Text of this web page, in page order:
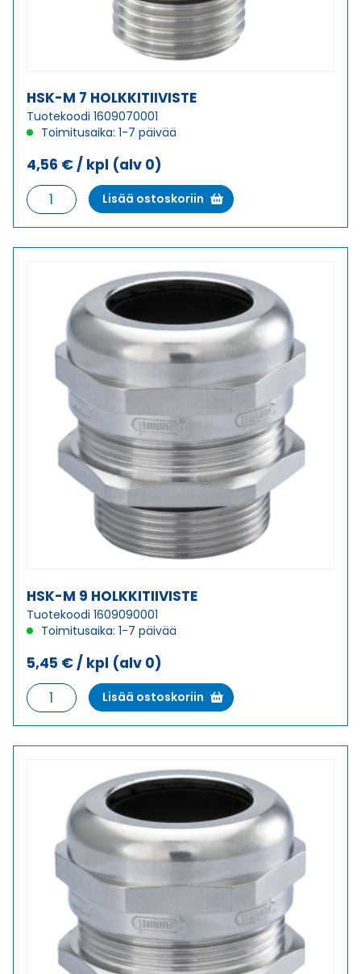
HSK-M 7 HOLKKITIIVISTE
Tuotekoodi 1609070001
Toimitusaika: 1-7 päivää
4,56 € / kpl (alv 0)
HSK-
M
7
Lisää ostoskoriin
HSK-M 9 HOLKKITIIVISTE
Tuotekoodi 1609090001
Toimitusaika: 1-7 päivää
5,45 € / kpl (alv 0)
HSK-
M
9
Lisää ostoskoriin